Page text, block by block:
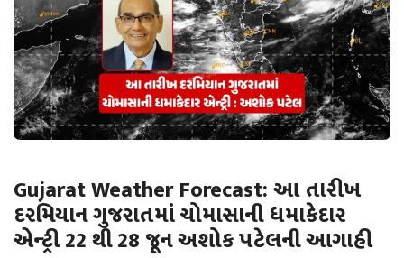
Gujarat Weather Forecast: આ તારીખ
દરમિયાન ગુજરાતમાં ચોમાસાની ધમાકેદાર
એન્‍ટ્રી 22 થી 28 જૂન અશોક પટેલની આગાહી